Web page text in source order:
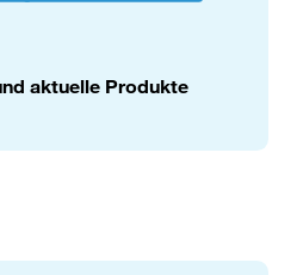
aktuelle Produkte